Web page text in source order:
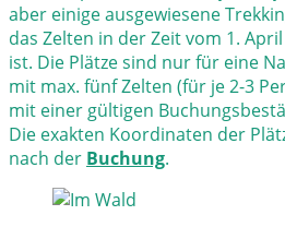
aber einige ausgewiesene
das Zelten in der Zeit vom 1.
ist. Die Plätze sind nur für eine
mit max. fünf Zelten (für je 2-3
mit einer gültigen
Die exakten Koordinaten der
nach der Buchung.